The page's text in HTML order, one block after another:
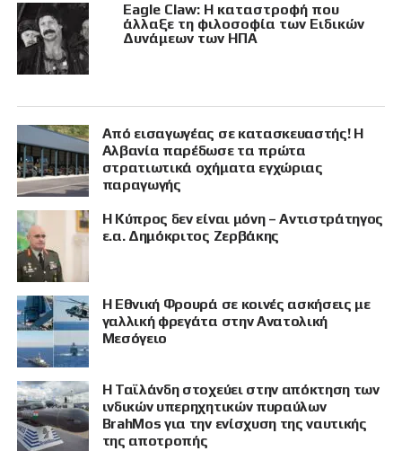
Eagle Claw: Η καταστροφή που
άλλαξε τη φιλοσοφία των Ειδικών
Δυνάμεων των ΗΠΑ
Από εισαγωγέας σε κατασκευαστής! Η
Αλβανία παρέδωσε τα πρώτα
στρατιωτικά οχήματα εγχώριας
παραγωγής
Η Κύπρος δεν είναι μόνη – Αντιστράτηγος
ε.α. Δημόκριτος Ζερβάκης
Η Εθνική Φρουρά σε κοινές ασκήσεις με
γαλλική φρεγάτα στην Ανατολική
Μεσόγειο
Η Ταϊλάνδη στοχεύει στην απόκτηση των
ινδικών υπερηχητικών πυραύλων
BrahMos για την ενίσχυση της ναυτικής
της αποτροπής